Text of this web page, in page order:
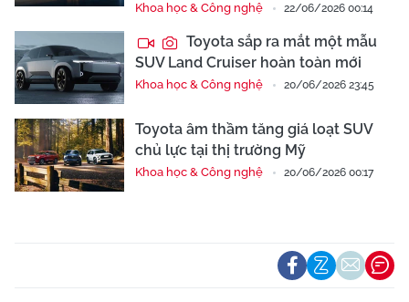
Khoa học & Công nghệ 22/06/2026 00:14
Toyota sắp ra mắt một mẫu
SUV Land Cruiser hoàn toàn mới
Khoa học & Công nghệ 20/06/2026 23:45
Toyota âm thầm tăng giá loạt SUV
chủ lực tại thị trường Mỹ
Khoa học & Công nghệ 20/06/2026 00:17